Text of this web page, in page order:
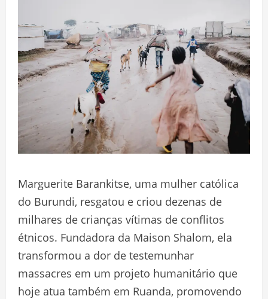
Marguerite Barankitse, uma mulher católica
do Burundi, resgatou e criou dezenas de
milhares de crianças vítimas de conflitos
étnicos. Fundadora da Maison Shalom, ela
transformou a dor de testemunhar
massacres em um projeto humanitário que
hoje atua também em Ruanda, promovendo